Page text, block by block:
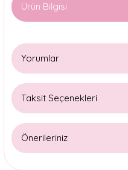
Ürün Bilgisi
Yorumlar
Taksit Seçenekleri
Önerileriniz